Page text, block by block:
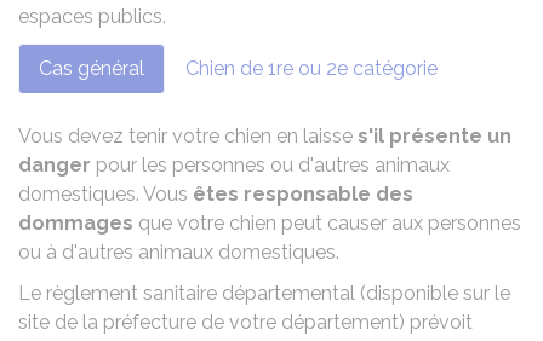
espaces publics.
Cas général Chien de 1re ou 2e catégorie
Vous devez tenir votre chien en laisse s'il présente un
danger pour les personnes ou d'autres animaux
domestiques. Vous êtes responsable des
dommages que votre chien peut causer aux personnes
ou à d'autres animaux domestiques.
Le règlement sanitaire départemental (disponible sur le
site de la préfecture de votre département) prévoit